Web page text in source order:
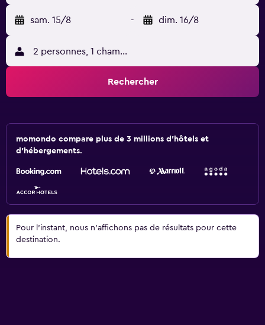
sam. 15/8 - dim. 16/8
2 personnes, 1 chambre
Rechercher
momondo compare plus de 3 millions d'hôtels et
d'hébergements.
Pour l’instant, nous n’affichons pas de résultats pour cette
destination.